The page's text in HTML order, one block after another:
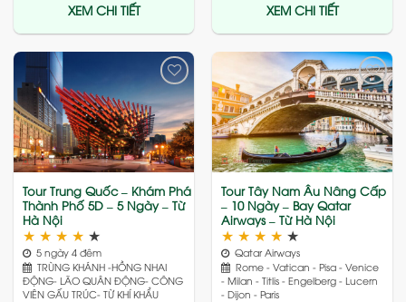
XEM CHI TIẾT XEM CHI TIẾT
Add
to
wishlist
Tour Trung Quốc – Khám Phá
Thành Phố 5D – 5 Ngày – Từ
Hà Nội
★ ★ ★ ★ ★
5 ngày 4 đêm
TRÙNG KHÁNH -HỒNG NHAI
ĐỘNG- LÃO QUÂN ĐỘNG- CÔNG
VIÊN GẤU TRÚC- TỪ KHÍ KHẨU
Add
to
wishlist
Tour Tây Nam Âu Nâng Cấp
– 10 Ngày – Bay Qatar
Airways – Từ Hà Nội
★ ★ ★ ★ ★
Qatar Airways
Rome - Vatican - Pisa - Venice
- Milan - Titlis - Engelberg - Lucern
- Dijon - Paris